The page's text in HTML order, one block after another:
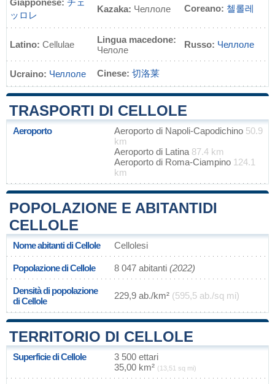
Giapponese: チェ
ッロレ
Kazaka: Челлоле Coreano: 첼롤레
Latino: Cellulae
Lingua macedone:
Челоле
Russo: Челлоле
Ucraino: Челлоле Cinese: 切洛莱
TRASPORTI DI CELLOLE
Aeroporto Aeroporto di Napoli-Capodichino 50.9
km
Aeroporto di Latina 87.4 km
Aeroporto di Roma-Ciampino 124.1
km
POPOLAZIONE E ABITANTIDI
CELLOLE
Nome abitanti di Cellole Cellolesi
Popolazione di Cellole 8 047 abitanti (2022)
Densità di popolazione
di Cellole
229,9 ab./km² (595,5 ab./sq mi)
TERRITORIO DI CELLOLE
Superficie di Cellole
3 500 ettari
35,00 km² (13,51 sq mi)